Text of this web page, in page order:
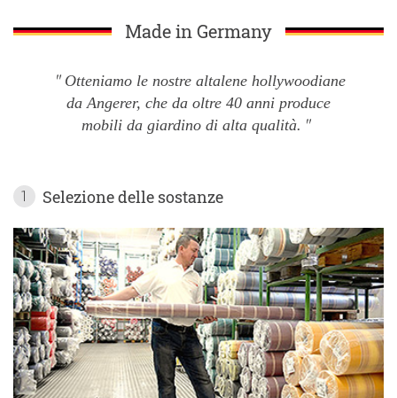
Made in Germany
Otteniamo le nostre altalene hollywoodiane
da Angerer, che da oltre 40 anni produce
mobili da giardino di alta qualità.
1 Selezione delle sostanze